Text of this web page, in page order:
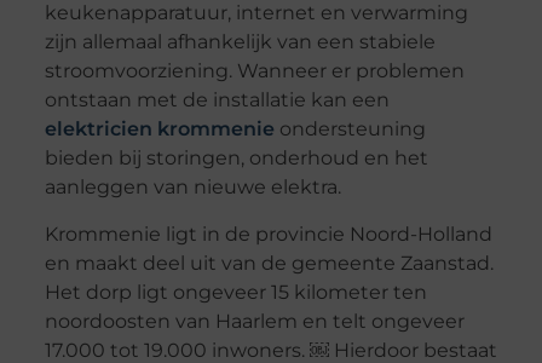
keukenapparatuur, internet en verwarming
zijn allemaal afhankelijk van een stabiele
stroomvoorziening. Wanneer er problemen
ontstaan met de installatie kan een
elektricien krommenie ondersteuning
bieden bij storingen, onderhoud en het
aanleggen van nieuwe elektra.
Krommenie ligt in de provincie Noord-Holland
en maakt deel uit van de gemeente Zaanstad.
Het dorp ligt ongeveer 15 kilometer ten
noordoosten van Haarlem en telt ongeveer
17.000 tot 19.000 inwoners. ￼ Hierdoor bestaat